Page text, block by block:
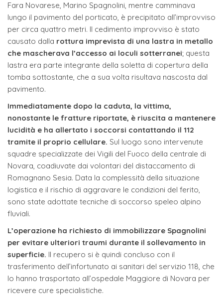
Fara Novarese, Marino Spagnolini, mentre camminava
lungo il pavimento del porticato, è precipitato all’improvviso
per circa quattro metri. Il cedimento improvviso è stato
causato dalla rottura imprevista di una lastra in metallo
che mascherava l’accesso ai loculi sotterranei; questa
lastra era parte integrante della soletta di copertura della
tomba sottostante, che a sua volta risultava nascosta dal
pavimento.
Immediatamente dopo la caduta, la vittima,
nonostante le fratture riportate, è riuscita a mantenere
lucidità e ha allertato i soccorsi contattando il 112
tramite il proprio cellulare. Sul luogo sono intervenute
squadre specializzate dei Vigili del Fuoco della centrale di
Novara, coadiuvate dai volontari del distaccamento di
Romagnano Sesia. Data la complessità della situazione
logistica e il rischio di aggravare le condizioni del ferito,
sono state adottate tecniche di soccorso speleo alpino
fluviali.
L’operazione ha richiesto di immobilizzare Spagnolini
per evitare ulteriori traumi durante il sollevamento in
superficie. Il recupero si è quindi concluso con il
trasferimento dell’infortunato ai sanitari del servizio 118, che
lo hanno trasportato all’ospedale Maggiore di Novara per
ricevere cure specialistiche.